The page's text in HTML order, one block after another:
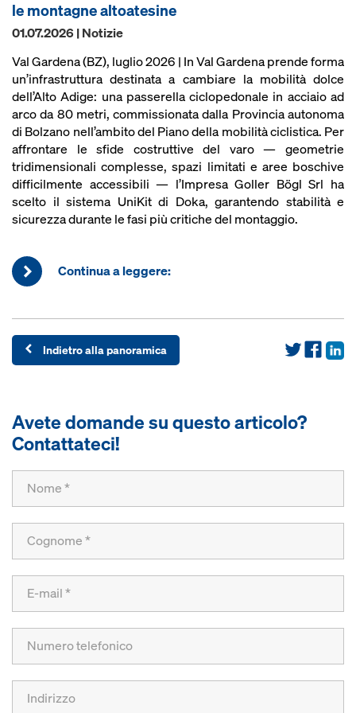
le montagne altoatesine
01.07.2026 | Notizie
Val Gardena (BZ), luglio 2026 | In Val Gardena prende forma
un’infrastruttura destinata a cambiare la mobilità dolce
dell’Alto Adige: una passerella ciclopedonale in acciaio ad
arco da 80 metri, commissionata dalla Provincia autonoma
di Bolzano nell’ambito del Piano della mobilità ciclistica. Per
affrontare le sfide costruttive del varo — geometrie
tridimensionali complesse, spazi limitati e aree boschive
difficilmente accessibili — l’Impresa Goller Bögl Srl ha
scelto il sistema UniKit di Doka, garantendo stabilità e
sicurezza durante le fasi più critiche del montaggio.
Continua a leggere:
Indietro alla panoramica
Avete domande su questo articolo?
Contattateci!